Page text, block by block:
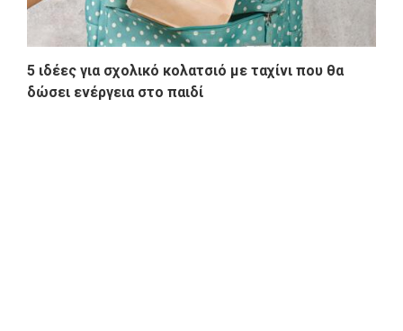
5 ιδέες για σχολικό κολατσιό με ταχίνι που θα
δώσει ενέργεια στο παιδί